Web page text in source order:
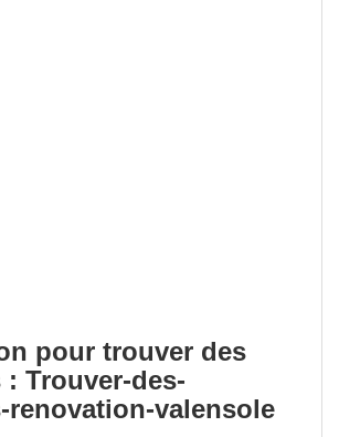
pour trouver des
Trouver-des-
renovation-valensole